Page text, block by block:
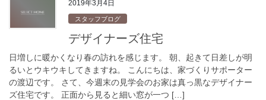
2019年3月4日
スタッフブログ
デザイナーズ住宅
日増しに暖かくなり春の訪れを感じます。 朝、起きて日差しが明
るいとウキウキしてきますね。 こんにちは、家づくりサポーター
の渡辺です。 さて、今週末の見学会のお家は真っ黒なデザイナー
ズ住宅です。 正面から見ると細い窓が一つ […]